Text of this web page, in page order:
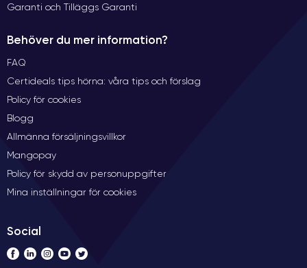
Garanti och Tilläggs Garanti
Behöver du mer information?
FAQ
Certideals tips hörna: våra tips och förslag
Policy för cookies
Blogg
Allmänna försäljningsvillkor
Mangopay
Policy för skydd av personuppgifter
Mina inställningar för cookies
Social